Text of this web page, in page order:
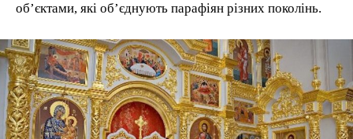
об’єктами, які об’єднують парафіян різних поколінь.